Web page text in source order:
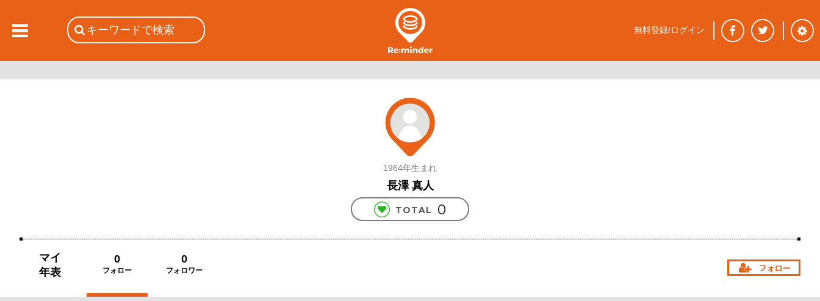
1964年生まれ
長澤 真人
TOTAL 0
マイ
年表
0
フォロー
0
フォロワー
無料登録/ログイン